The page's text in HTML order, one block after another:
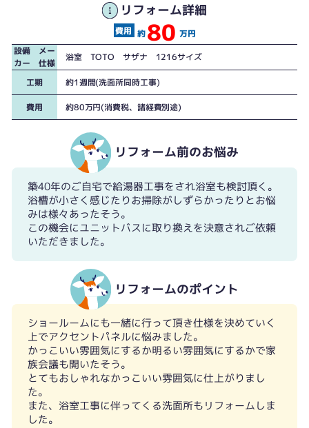
リフォーム詳細
約 80 万円
設備 メー
カー 仕様
浴室 TOTO サザナ 1216サイズ
工期 約1週間(洗面所同時工事)
費用 約80万円(消費税、諸経費別途)
リフォーム前のお悩み
築40年のご自宅で給湯器工事をされ浴室も検討頂く。
浴槽が小さく感じたりお掃除がしずらかったりとお悩
みは様々あったそう。
この機会にユニットバスに取り換えを決意されご依頼
いただきました。
リフォームのポイント
ショールームにも一緒に行って頂き仕様を決めていく
上でアクセントパネルに悩みました。
かっこいい雰囲気にするか明るい雰囲気にするかで家
族会議も開いたそう。
とてもおしゃれなかっこいい雰囲気に仕上がりまし
た。
また、浴室工事に伴ってくる洗面所もリフォームしま
した。